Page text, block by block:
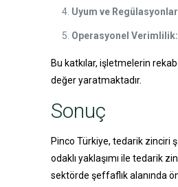
Uyum ve
Operasyonel Verimlilik:
Bu katkılar, işletmelerin
değer yaratmaktadır.
Sonuç
Pinco Türkiye, tedarik zinciri
odaklı yaklaşımı ile tedarik
sektörde şeffaflık alanında